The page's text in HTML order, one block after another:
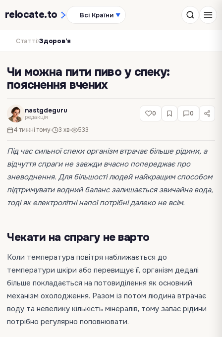
relocate.to Всі Країни ▼
Статті›Здоров’я
Чи можна пити пиво у спеку:
пояснення вчених
nastgdeguru
редакція
4 тижні тому 3 хв 533
0 0
Під час сильної спеки організм втрачає більше рідини, а
відчуття спраги не завжди вчасно попереджає про
зневоднення. Для більшості людей найкращим способом
підтримувати водний баланс залишається звичайна вода,
тоді як електролітні напої потрібні далеко не всім.
Чекати на спрагу не варто
Коли температура повітря наближається до
температури шкіри або перевищує її, організм дедалі
більше покладається на потовиділення як основний
механізм охолодження. Разом із потом людина втрачає
воду та невелику кількість мінералів, тому запас рідини
потрібно регулярно поповнювати.